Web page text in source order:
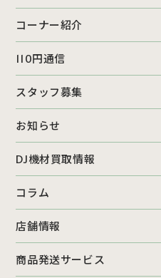
コーナー紹介
110円通信
スタッフ募集
お知らせ
DJ機材買取情報
コラム
店舗情報
商品発送サービス